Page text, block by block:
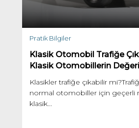
Pratik Bilgiler
Klasik Otomobil Trafiğe
Klasik Otomobillerin
Klasikler trafiğe çıkabilir
normal otomobiller için geçerli
klasik...